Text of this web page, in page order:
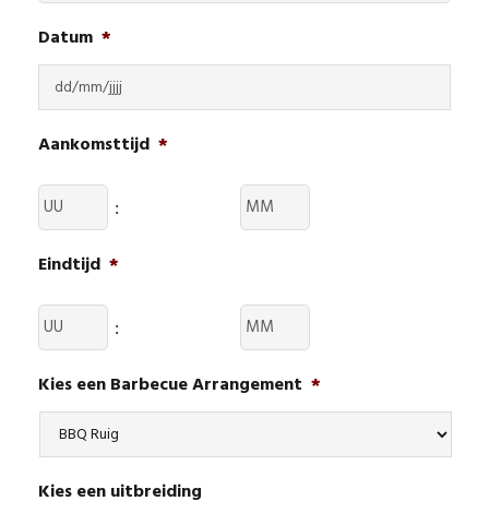
Datum *
MM
slash
JJJJ
Aankomsttijd *
:
Eindtijd *
:
Kies een Barbecue Arrangement *
Kies een uitbreiding